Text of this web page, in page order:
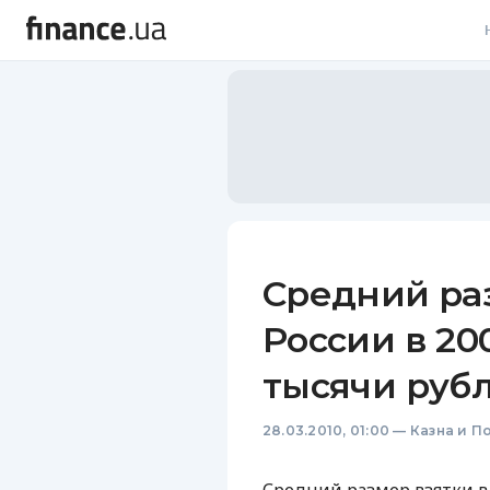
Средний
России в
тысячи
28.03.2010, 01:00 — Казна и